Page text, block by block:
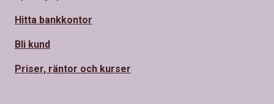
Hitta bankkontor
Bli kund
Priser, räntor och kurser